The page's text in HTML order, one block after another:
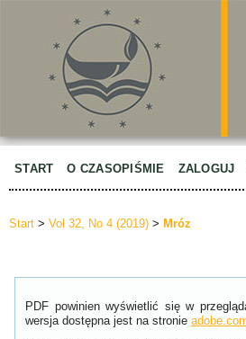
START O CZASOPIŚMIE ZALOGUJ
Start > Vol 32, No 4 (2019) > Mróz
PDF powinien wyświetlić się w
wersja dostępna jest na stronie